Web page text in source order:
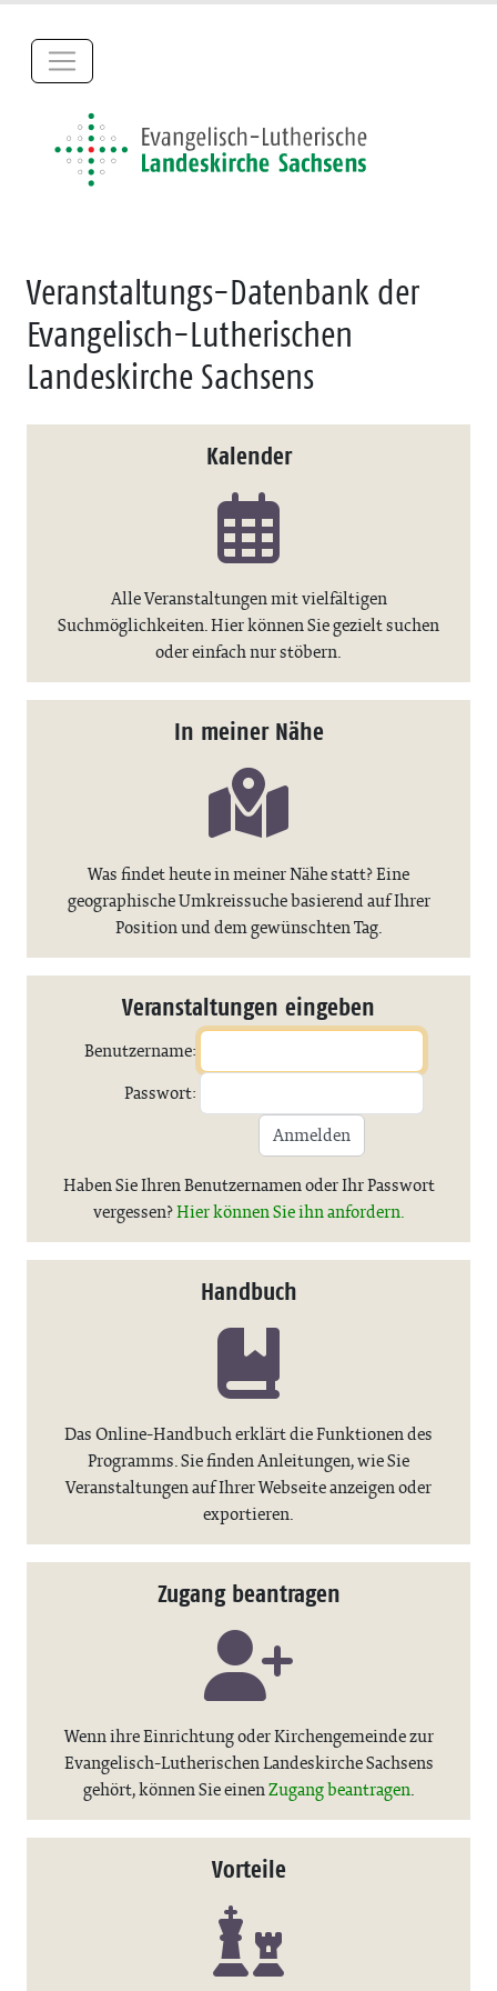
Veranstaltungs-Datenbank der
Evangelisch-Lutherischen
Landeskirche Sachsens
Kalender
Alle Veranstaltungen mit vielfältigen
Suchmöglichkeiten. Hier können Sie gezielt suchen
oder einfach nur stöbern.
In meiner Nähe
Was findet heute in meiner Nähe statt? Eine
geographische Umkreissuche basierend auf Ihrer
Position und dem gewünschten Tag.
Veranstaltungen eingeben
Benutzername:
Passwort:
Anmelden
Haben Sie Ihren Benutzernamen oder Ihr Passwort
vergessen?Hier können Sie ihn anfordern.
Handbuch
Das Online-Handbuch erklärt die Funktionen des
Programms. Sie finden Anleitungen, wie Sie
Veranstaltungen auf Ihrer Webseite anzeigen oder
exportieren.
Zugang beantragen
Wenn ihre Einrichtung oder Kirchengemeinde zur
Evangelisch-Lutherischen Landeskirche Sachsens
gehört, können Sie einenZugang beantragen.
Vorteile